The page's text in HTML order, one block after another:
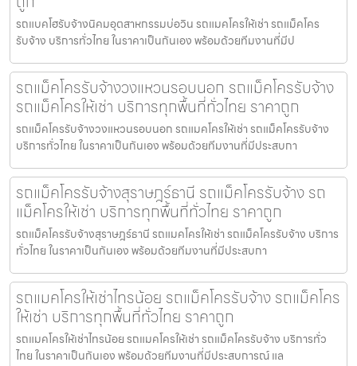
รถแบคโฮรับจ้างนิคมอุตสาหกรรมบ่อวิน รถแมคโครให้เช่า รถแม็คโคร
รับจ้าง บริการทั่วไทย ในราคาเป็นกันเอง พร้อมด้วยทีมงานที่มีป
รถแม็คโครรับจ้างวงแหวนรอบนอก รถแม็คโครรับจ้าง
รถแม็คโครให้เช่า บริการทุกพื้นที่ทั่วไทย ราคาถูก
รถแม็คโครรับจ้างวงแหวนรอบนอก รถแมคโครให้เช่า รถแม็คโครรับจ้าง
บริการทั่วไทย ในราคาเป็นกันเอง พร้อมด้วยทีมงานที่มีประสบกา
รถแม็คโครรับจ้างสุราษฎร์ธานี รถแม็คโครรับจ้าง รถ
แม็คโครให้เช่า บริการทุกพื้นที่ทั่วไทย ราคาถูก
รถแม็คโครรับจ้างสุราษฎร์ธานี รถแมคโครให้เช่า รถแม็คโครรับจ้าง บริการ
ทั่วไทย ในราคาเป็นกันเอง พร้อมด้วยทีมงานที่มีประสบกา
รถแมคโครให้เช่าไทรน้อย รถแม็คโครรับจ้าง รถแม็คโคร
ให้เช่า บริการทุกพื้นที่ทั่วไทย ราคาถูก
รถแมคโครให้เช่าไทรน้อย รถแมคโครให้เช่า รถแม็คโครรับจ้าง บริการทั่ว
ไทย ในราคาเป็นกันเอง พร้อมด้วยทีมงานที่มีประสบการณ์ แล